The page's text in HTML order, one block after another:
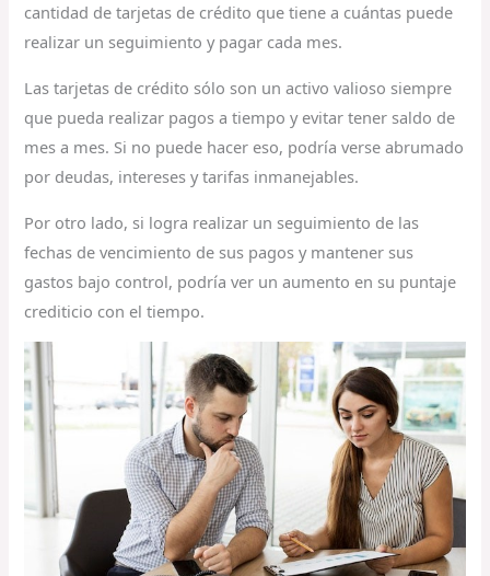
cantidad de tarjetas de crédito que tiene a cuántas puede
realizar un seguimiento y pagar cada mes.
Las tarjetas de crédito sólo son un activo valioso siempre
que pueda realizar pagos a tiempo y evitar tener saldo de
mes a mes. Si no puede hacer eso, podría verse abrumado
por deudas, intereses y tarifas inmanejables.
Por otro lado, si logra realizar un seguimiento de las
fechas de vencimiento de sus pagos y mantener sus
gastos bajo control, podría ver un aumento en su puntaje
crediticio con el tiempo.